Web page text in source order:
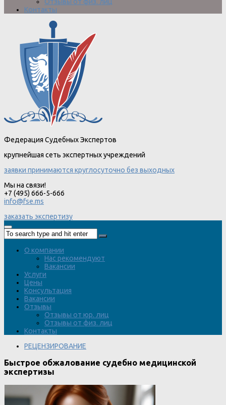
Отзывы от физ. лиц
Контакты
Федерация Судебных Экспертов
крупнейшая сеть экспертных учреждений
заявки принимаются круглосуточно без выходных
Мы на связи!
+7 (495) 666-5-666
info@fse.ms
заказать экспертизу
О компании
Нас рекомендуют
Вакансии
Услуги
Цены
Консультация
Вакансии
Отзывы
Отзывы от юр. лиц
Отзывы от физ. лиц
Контакты
РЕЦЕНЗИРОВАНИЕ
Быстрое обжалование судебно медицинской
экспертизы